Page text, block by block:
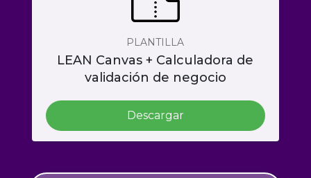
PLANTILLA
LEAN Canvas + Calculadora de
validación de negocio
Descargar